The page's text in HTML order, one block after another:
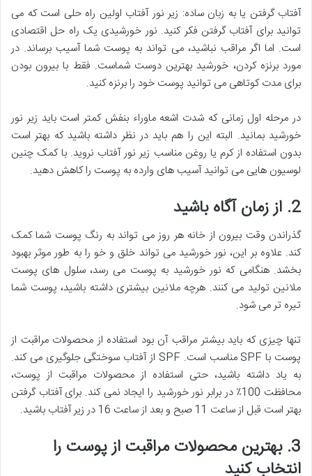
آفتاب گرفتن یا به زبان ساده: زیر نور آفتاب اولین راه حلی است که می
توانید برای آفتاب گرفتن فکر کنید. نور خورشیدی یک راه حل اقتصادی
است. اما اگر مراقب نباشید، می تواند به پوست شما آسیب برساند. در
مورد برنزه کردن، خورشید بهترین دوست شماست. فقط با بیرون بودن
برای مدت کوتاهی می توانید پوست خود را برنزه کنید.
در مرحله اول زمانی که شدت اشعه ماوراء بنفش کمتر است باید زیر نور
خورشید بمانید. البته این را هم باید در نظر داشته باشید که بهتر است
بدون استفاده از کرم یا روغن مناسب زیر نور آفتاب نروید. با کمک چنین
لوسیون هایی می توانید آسیب های وارده به پوست را کاهش دهید.
2. از زمان آگاه باشید
گذراندن وقت بیرون از خانه هر روز می تواند به رنگ پوست شما کمک
کند. علاوه بر این، نور خورشید می تواند خلق و خو را به طور موثر بهبود
بخشد. هنگامی که نور خورشید به پوست می رسد، سلول های پوست
ملانین تولید می کنند. هرچه ملانین بیشتری داشته باشید، پوست شما
تیره تر می شود.
تنها چیزی که باید بیشتر مراقب آن بود استفاده از محصولات مراقبت از
پوست با SPF مناسب است. SPF از آفتاب سوختگی جلوگیری می کند.
به یاد داشته باشید، حتی استفاده از محصولات مراقبت از پوست،
محافظت 100٪ در برابر نور خورشید را ایجاد نمی کند. برای آفتاب گرفتن
بهتر است قبل از ساعت 11 صبح و بعد از ساعت 16 در زیر آفتاب باشید.
3. بهترین محصولات مراقبت از پوست را
انتخاب کنید